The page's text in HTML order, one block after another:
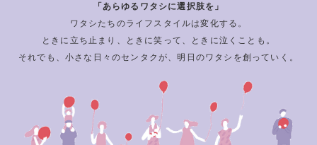
「あらゆるワタシに選択肢を」
ワタシたちのライフスタイルは変化する。
ときに立ち止まり、ときに笑って、ときに泣くことも。
それでも、小さな日々のセンタクが、明日のワタシを創っていく。